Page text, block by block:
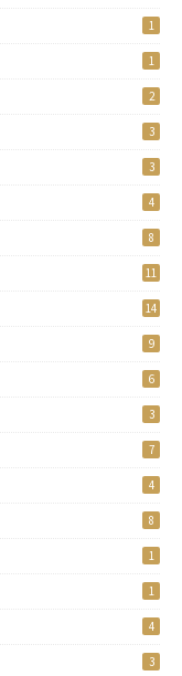
1
1
2
3
3
4
8
11
14
9
6
3
7
4
8
1
1
4
3